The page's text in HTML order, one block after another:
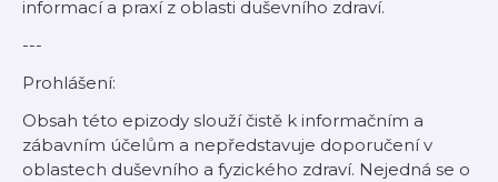
informací a praxí z oblasti duševního zdraví.
---
Prohlášení:
Obsah této epizody slouží čistě k informačním a
zábavním účelům a nepředstavuje doporučení v
oblastech duševního a fyzického zdraví. Nejedná se o